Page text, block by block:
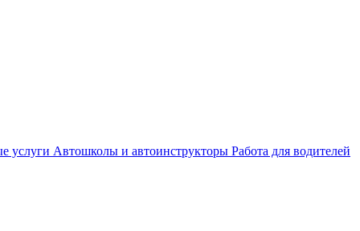
услуги Автошколы и автоинструкторы Работа для водителей